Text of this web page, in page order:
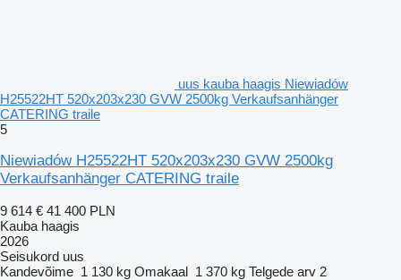
uus kauba haagis Niewiadów
H25522HT 520x203x230 GVW 2500kg Verkaufsanhänger
CATERING traile
5
Niewiadów H25522HT 520x203x230 GVW 2500kg
Verkaufsanhänger CATERING traile
9 614 € 41 400 PLN
Kauba haagis
2026
Seisukord uus
Kandevõime 1 130 kg Omakaal 1 370 kg Telgede arv 2